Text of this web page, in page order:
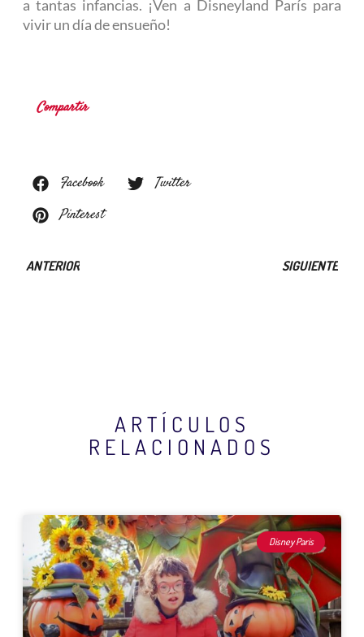
a tantas infancias. ¡Ven a Disneyland París para
vivir un día de ensueño!
Compartir
Facebook
Twitter
Pinterest
ANTERIOR SIGUIENTE
ARTÍCULOS
RELACIONADOS
Disney Paris
Página
Página
Página
Página
Página